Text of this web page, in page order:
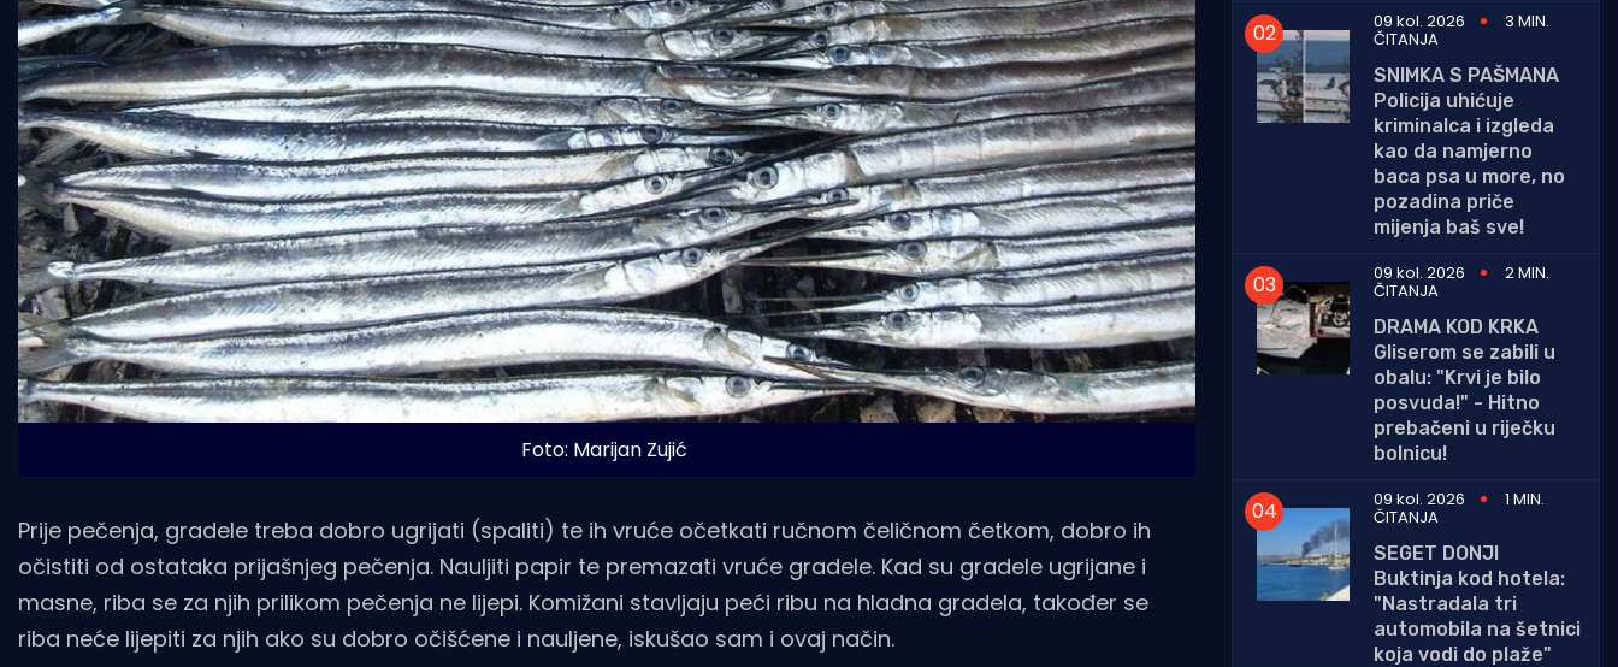
Foto: Marijan Zujić
Prije pečenja, gradele treba dobro ugrijati (spaliti) te ih vruće očetkati ručnom čeličnom četkom, dobro ih
očistiti od ostataka prijašnjeg pečenja. Nauljiti papir te premazati vruće gradele. Kad su gradele ugrijane i
masne, riba se za njih prilikom pečenja ne lijepi. Komižani stavljaju peći ribu na hladna gradela, također se
riba neće lijepiti za njih ako su dobro očišćene i nauljene, iskušao sam i ovaj način.
09 kol. 2026
3 MIN.
ČITANJA
SNIMKA S PAŠMANA
Policija uhićuje
kriminalca i izgleda
kao da namjerno
baca psa u more, no
pozadina priče
mijenja baš sve!
09 kol. 2026
2 MIN.
ČITANJA
DRAMA KOD KRKA
Gliserom se zabili u
obalu: "Krvi je bilo
posvuda!" - Hitno
prebačeni u riječku
bolnicu!
09 kol. 2026
1 MIN.
ČITANJA
SEGET DONJI
Buktinja kod hotela:
"Nastradala tri
automobila na šetnici
koja vodi do plaže"